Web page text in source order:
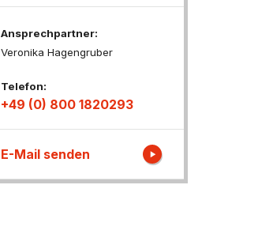
Ansprechpartner:
Veronika Hagengruber
Telefon:
+49 (0) 800 1820293
E-Mail senden